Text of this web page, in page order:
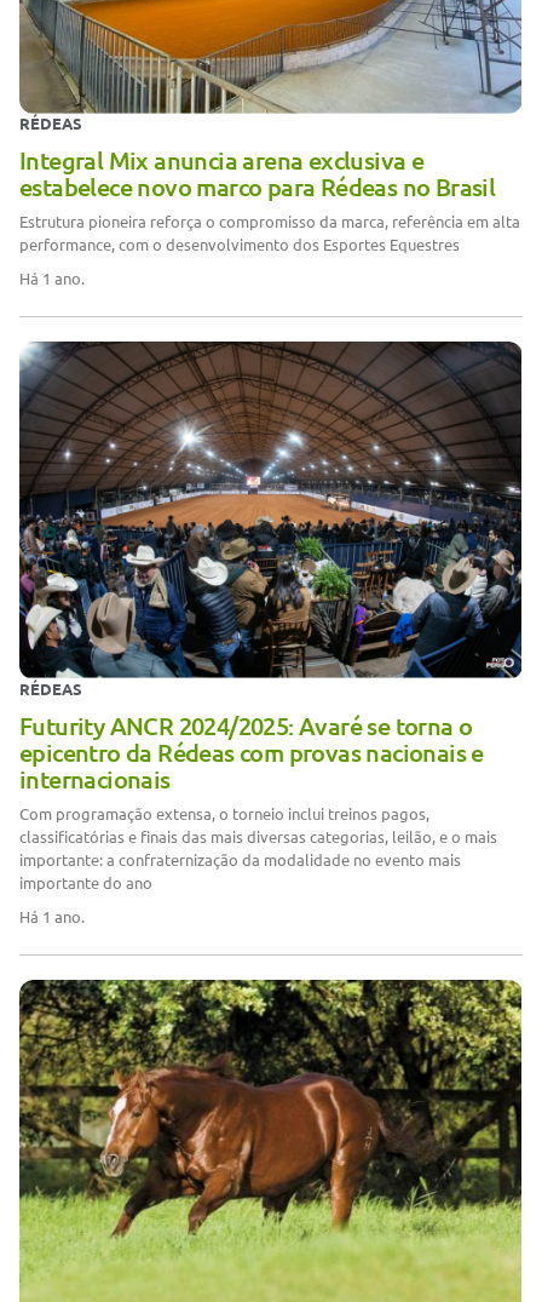
RÉDEAS
Integral Mix anuncia arena exclusiva e
estabelece novo marco para Rédeas no Brasil
Estrutura pioneira reforça o compromisso da marca, referência em alta
performance, com o desenvolvimento dos Esportes Equestres
Há 1 ano.
RÉDEAS
Futurity ANCR 2024/2025: Avaré se torna o
epicentro da Rédeas com provas nacionais e
internacionais
Com programação extensa, o torneio inclui treinos pagos,
classificatórias e finais das mais diversas categorias, leilão, e o mais
importante: a confraternização da modalidade no evento mais
importante do ano
Há 1 ano.